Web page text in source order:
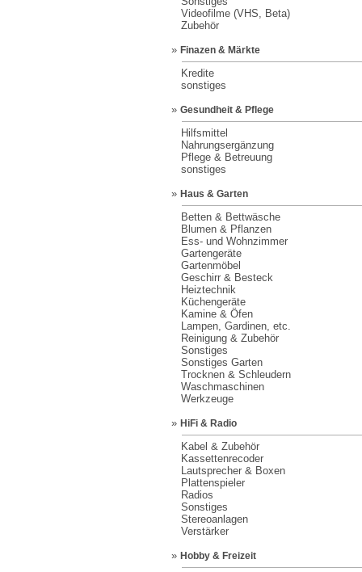
Videofilme (VHS, Beta)
Zubehör
» Finazen & Märkte
Kredite
sonstiges
» Gesundheit & Pflege
Hilfsmittel
Nahrungsergänzung
Pflege & Betreuung
sonstiges
» Haus & Garten
Betten & Bettwäsche
Blumen & Pflanzen
Ess- und Wohnzimmer
Gartengeräte
Gartenmöbel
Geschirr & Besteck
Heiztechnik
Küchengeräte
Kamine & Öfen
Lampen, Gardinen, etc.
Reinigung & Zubehör
Sonstiges
Sonstiges Garten
Trocknen & Schleudern
Waschmaschinen
Werkzeuge
» HiFi & Radio
Kabel & Zubehör
Kassettenrecoder
Lautsprecher & Boxen
Plattenspieler
Radios
Sonstiges
Stereoanlagen
Verstärker
» Hobby & Freizeit